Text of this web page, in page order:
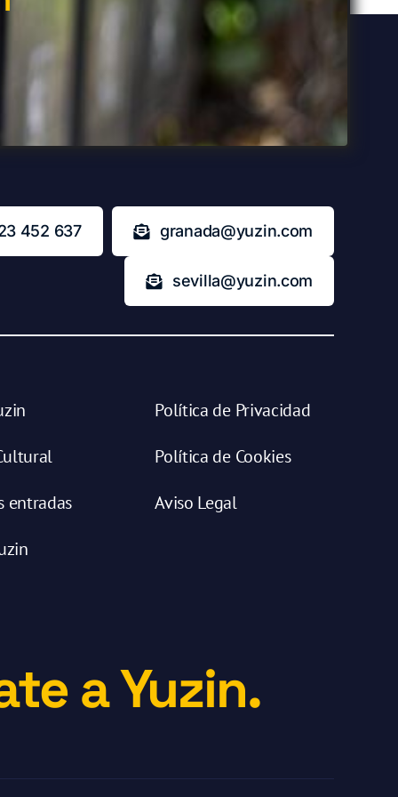
452 637 granada@yuzin.com
sevilla@yuzin.com
entradas
Política de Privacidad
Política de Cookies
Aviso Legal
a Yuzin.